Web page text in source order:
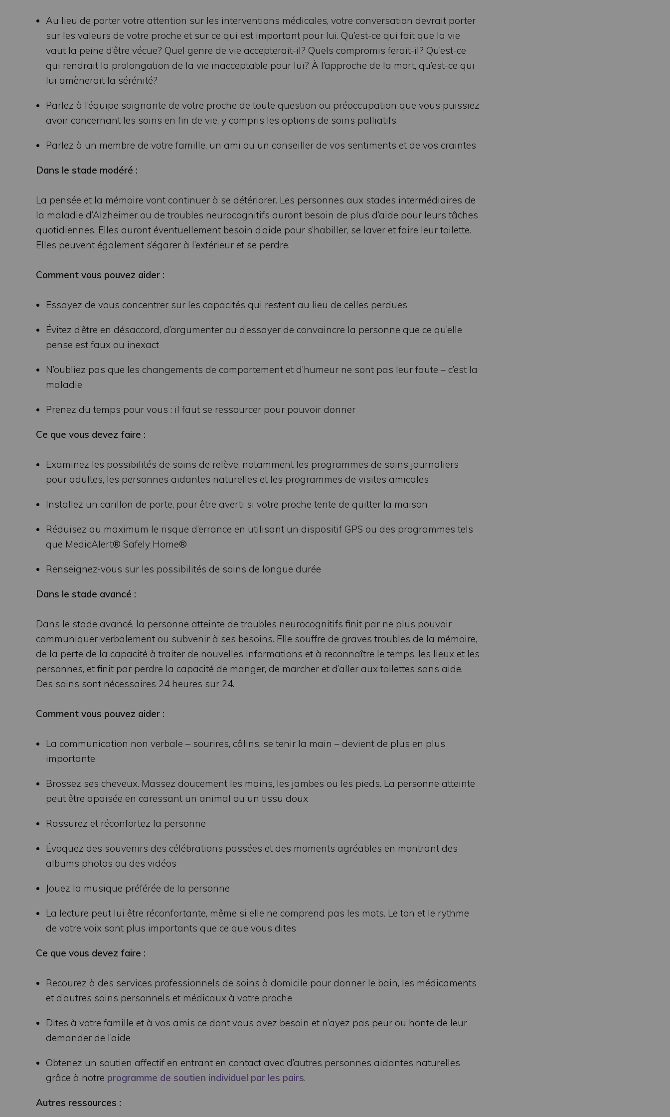
Au lieu de porter votre attention sur les interventions médicales, votre conversation devrait porter
sur les valeurs de votre proche et sur ce qui est important pour lui. Qu’est-ce qui fait que la vie
vaut la peine d’être vécue? Quel genre de vie accepterait-il? Quels compromis ferait-il? Qu’est-ce
qui rendrait la prolongation de la vie inacceptable pour lui? À l’approche de la mort, qu’est-ce qui
lui amènerait la sérénité?
Parlez à l’équipe soignante de votre proche de toute question ou préoccupation que vous puissiez
avoir concernant les soins en fin de vie, y compris les options de soins palliatifs
Parlez à un membre de votre famille, un ami ou un conseiller de vos sentiments et de vos craintes
Dans le stade modéré :
La pensée et la mémoire vont continuer à se détériorer. Les personnes aux stades intermédiaires de
la maladie d’Alzheimer ou de troubles neurocognitifs auront besoin de plus d’aide pour leurs tâches
quotidiennes. Elles auront éventuellement besoin d’aide pour s’habiller, se laver et faire leur toilette.
Elles peuvent également s’égarer à l’extérieur et se perdre.
Comment vous pouvez aider :
Essayez de vous concentrer sur les capacités qui restent au lieu de celles perdues
Évitez d’être en désaccord, d’argumenter ou d’essayer de convaincre la personne que ce qu’elle
pense est faux ou inexact
N’oubliez pas que les changements de comportement et d’humeur ne sont pas leur faute – c’est la
maladie
Prenez du temps pour vous : il faut se ressourcer pour pouvoir donner
Ce que vous devez faire :
Examinez les possibilités de soins de relève, notamment les programmes de soins journaliers
pour adultes, les personnes aidantes naturelles et les programmes de visites amicales
Installez un carillon de porte, pour être averti si votre proche tente de quitter la maison
Réduisez au maximum le risque d’errance en utilisant un dispositif GPS ou des programmes tels
que MedicAlert® Safely Home®
Renseignez-vous sur les possibilités de soins de longue durée
Dans le stade avancé :
Dans le stade avancé, la personne atteinte de troubles neurocognitifs finit par ne plus pouvoir
communiquer verbalement ou subvenir à ses besoins. Elle souffre de graves troubles de la mémoire,
de la perte de la capacité à traiter de nouvelles informations et à reconnaître le temps, les lieux et les
personnes, et finit par perdre la capacité de manger, de marcher et d’aller aux toilettes sans aide.
Des soins sont nécessaires 24 heures sur 24.
Comment vous pouvez aider :
La communication non verbale – sourires, câlins, se tenir la main – devient de plus en plus
importante
Brossez ses cheveux. Massez doucement les mains, les jambes ou les pieds. La personne atteinte
peut être apaisée en caressant un animal ou un tissu doux
Rassurez et réconfortez la personne
Évoquez des souvenirs des célébrations passées et des moments agréables en montrant des
albums photos ou des vidéos
Jouez la musique préférée de la personne
La lecture peut lui être réconfortante, même si elle ne comprend pas les mots. Le ton et le rythme
de votre voix sont plus importants que ce que vous dites
Ce que vous devez faire :
Recourez à des services professionnels de soins à domicile pour donner le bain, les médicaments
et d’autres soins personnels et médicaux à votre proche
Dites à votre famille et à vos amis ce dont vous avez besoin et n’ayez pas peur ou honte de leur
demander de l’aide
Obtenez un soutien affectif en entrant en contact avec d’autres personnes aidantes naturelles
grâce à notre programme de soutien individuel par les pairs.
Autres ressources :